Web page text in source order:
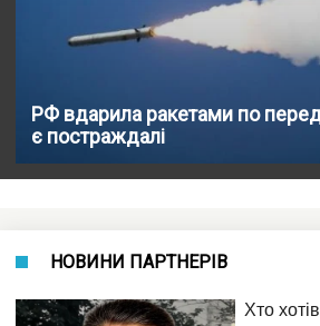
РФ вдарила ракетами по
є постраждалі
НОВИНИ ПАРТНЕРІВ